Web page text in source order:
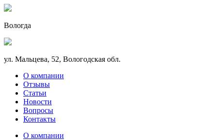
Вологда
ул. Мальцева, 52, Вологодская обл.
О компании
Отзывы
Статьи
Новости
Вопросы
Контакты
О компании